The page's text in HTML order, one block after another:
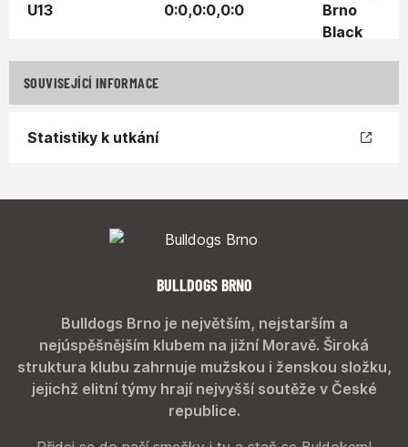
0:0,0:0,0:0
SOUVISEJÍCÍ INFORMACE
Statistiky k utkání
BULLDOGS BRNO
Bulldogs Brno je největším, nejstarším a
nejúspěšnějším klubem na jižní Moravě. Široká
struktura klubu zahrnuje mužskou i ženskou složku,
jejichž elitní týmy hrají nejvyšší soutěže v České
republice.